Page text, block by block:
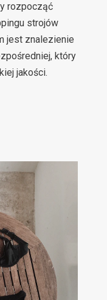
rozpocząć
strojów
jest znalezienie
który
jakości.